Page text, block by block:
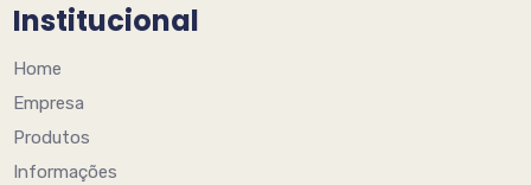
Institucional
Home
Empresa
Produtos
Informações